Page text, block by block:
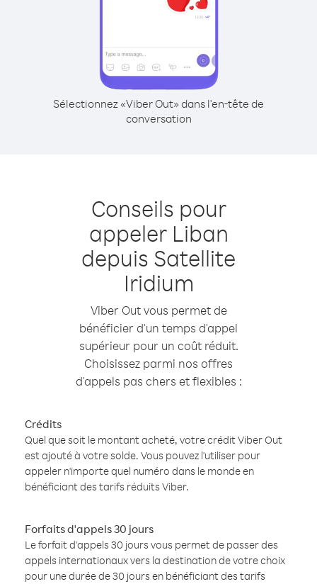
Sélectionnez «Viber Out» dans l'en-tête de
conversation
Conseils pour
appeler Liban
depuis Satellite
Iridium
Viber Out vous permet de
bénéficier d'un temps d'appel
supérieur pour un coût réduit.
Choisissez parmi nos offres
d'appels pas chers et flexibles :
Crédits
Quel que soit le montant acheté, votre crédit Viber Out
est ajouté à votre solde. Vous pouvez l'utiliser pour
appeler n'importe quel numéro dans le monde en
bénéficiant des tarifs réduits Viber.
Forfaits d'appels 30 jours
Le forfait d'appels 30 jours vous permet de passer des
appels internationaux vers la destination de votre choix
pour une durée de 30 jours en bénéficiant des tarifs